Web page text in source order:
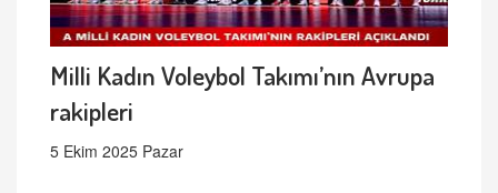
Milli Kadın Voleybol Takımı’nın Avrupa
rakipleri
5 Ekim 2025 Pazar